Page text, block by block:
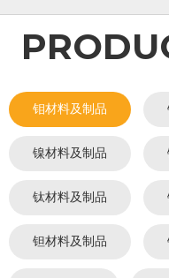
钼材料及制品
镍材料及制品
钛材料及制品
钽材料及制品